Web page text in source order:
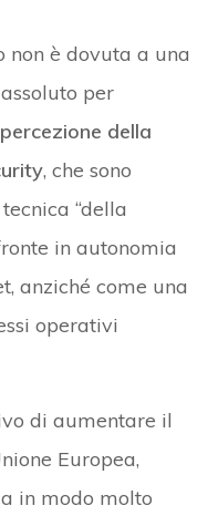
non è dovuta a una
per
della
, che sono
“della
in autonomia
anziché come una
operativi
di aumentare il
Europea,
in modo molto